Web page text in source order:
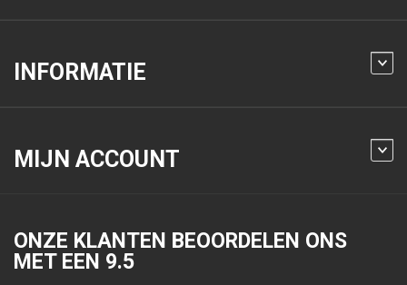
INFORMATIE
MIJN ACCOUNT
ONZE KLANTEN BEOORDELEN ONS
MET EEN 9.5